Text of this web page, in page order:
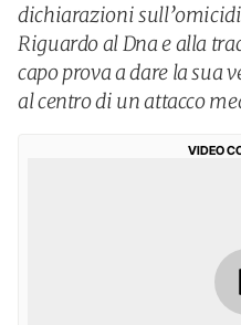
dichiarazioni
Riguardo al Dna e alla
capo prova a dare la sua
al centro di un attacco
VIDEO